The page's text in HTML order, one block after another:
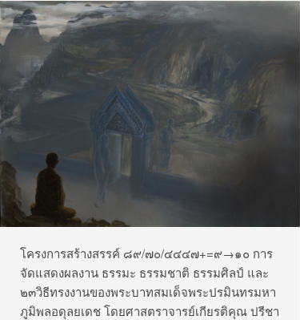
โครงการสร้างสรรค์ ๘๙/๗๐/๔๔๔๗+=๙→๑๐ การ
จัดแสดงผลงาน ธรรมะ ธรรมชาติ ธรรมศิลป์ และ
๒๓วิธีทรงงานของพระบาทสมเด็จพระปรมินทรมหา
ภูมิพลอดุลยเดช โดยศาสตราจารย์เกียรติคุณ ปรีชา